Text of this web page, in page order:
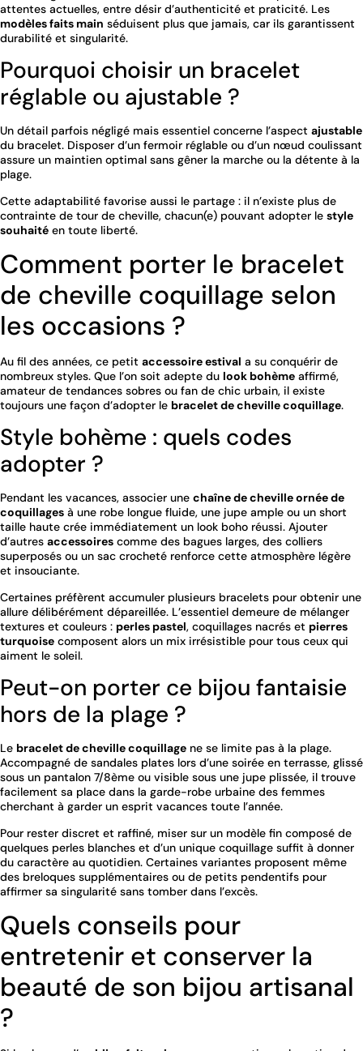
attentes actuelles, entre désir d’authenticité et praticité. Les
modèles faits main séduisent plus que jamais, car ils garantissent
durabilité et singularité.
Pourquoi choisir un bracelet
réglable ou ajustable ?
Un détail parfois négligé mais essentiel concerne l’aspect ajustable
du bracelet. Disposer d’un fermoir réglable ou d’un nœud coulissant
assure un maintien optimal sans gêner la marche ou la détente à la
plage.
Cette adaptabilité favorise aussi le partage : il n’existe plus de
contrainte de tour de cheville, chacun(e) pouvant adopter le style
souhaité en toute liberté.
Comment porter le bracelet
de cheville coquillage selon
les occasions ?
Au fil des années, ce petit accessoire estival a su conquérir de
nombreux styles. Que l’on soit adepte du look bohème affirmé,
amateur de tendances sobres ou fan de chic urbain, il existe
toujours une façon d’adopter le bracelet de cheville coquillage.
Style bohème : quels codes
adopter ?
Pendant les vacances, associer une chaîne de cheville ornée de
coquillages à une robe longue fluide, une jupe ample ou un short
taille haute crée immédiatement un look boho réussi. Ajouter
d’autres accessoires comme des bagues larges, des colliers
superposés ou un sac crocheté renforce cette atmosphère légère
et insouciante.
Certaines préfèrent accumuler plusieurs bracelets pour obtenir une
allure délibérément dépareillée. L’essentiel demeure de mélanger
textures et couleurs : perles pastel, coquillages nacrés et pierres
turquoise composent alors un mix irrésistible pour tous ceux qui
aiment le soleil.
Peut-on porter ce bijou fantaisie
hors de la plage ?
Le bracelet de cheville coquillage ne se limite pas à la plage.
Accompagné de sandales plates lors d’une soirée en terrasse, glissé
sous un pantalon 7/8ème ou visible sous une jupe plissée, il trouve
facilement sa place dans la garde-robe urbaine des femmes
cherchant à garder un esprit vacances toute l’année.
Pour rester discret et raffiné, miser sur un modèle fin composé de
quelques perles blanches et d’un unique coquillage suffit à donner
du caractère au quotidien. Certaines variantes proposent même
des breloques supplémentaires ou de petits pendentifs pour
affirmer sa singularité sans tomber dans l’excès.
Quels conseils pour
entretenir et conserver la
beauté de son bijou artisanal
?